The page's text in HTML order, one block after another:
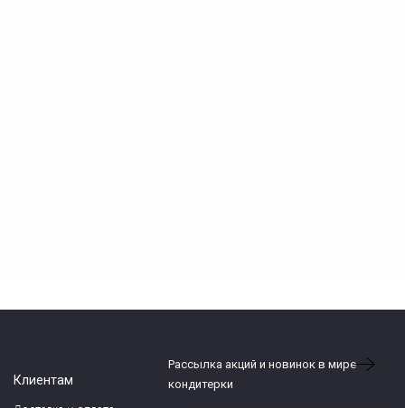
Клиентам
Рассылка акций и новинок в мире
кондитерки